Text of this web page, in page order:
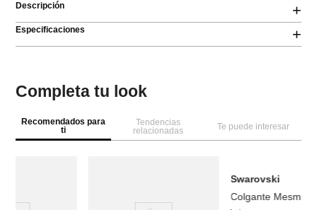
Descripción
+
Especificaciones +
Completa tu look
Recomendados para
ti
Tendencias
relacionadas
Te puede interesar